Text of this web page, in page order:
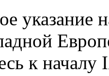
указание
к началу